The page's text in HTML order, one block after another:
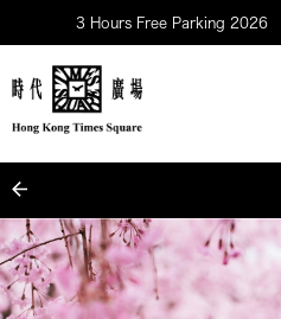
3 Hours Free Parking 2026